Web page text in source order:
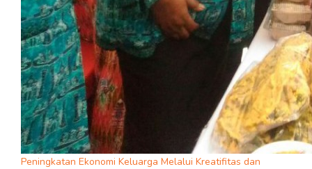
Peningkatan Ekonomi Keluarga Melalui Kreatifitas dan